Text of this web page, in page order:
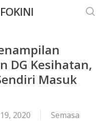
DG Kesihatan,
Masuk
2020 Semasa